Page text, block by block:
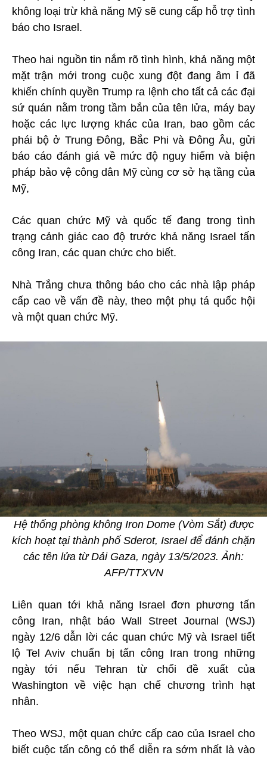
không loại trừ khả năng Mỹ sẽ cung cấp hỗ trợ tình
báo cho Israel.
Theo hai nguồn tin nắm rõ tình hình, khả năng một
mặt trận mới trong cuộc xung đột đang âm ỉ đã
khiến chính quyền Trump ra lệnh cho tất cả các đại
sứ quán nằm trong tầm bắn của tên lửa, máy bay
hoặc các lực lượng khác của Iran, bao gồm các
phái bộ ở Trung Đông, Bắc Phi và Đông Âu, gửi
báo cáo đánh giá về mức độ nguy hiểm và biện
pháp bảo vệ công dân Mỹ cùng cơ sở hạ tầng của
Mỹ,
Các quan chức Mỹ và quốc tế đang trong tình
trạng cảnh giác cao độ trước khả năng Israel tấn
công Iran, các quan chức cho biết.
Nhà Trắng chưa thông báo cho các nhà lập pháp
cấp cao về vấn đề này, theo một phụ tá quốc hội
và một quan chức Mỹ.
Hệ thống phòng không Iron Dome (Vòm Sắt) được
kích hoạt tại thành phố Sderot, Israel để đánh chặn
các tên lửa từ Dải Gaza, ngày 13/5/2023. Ảnh:
AFP/TTXVN
Liên quan tới khả năng Israel đơn phương tấn
công Iran, nhật báo Wall Street Journal (WSJ)
ngày 12/6 dẫn lời các quan chức Mỹ và Israel tiết
lộ Tel Aviv chuẩn bị tấn công Iran trong những
ngày tới nếu Tehran từ chối đề xuất của
Washington về việc hạn chế chương trình hạt
nhân.
Theo WSJ, một quan chức cấp cao của Israel cho
biết cuộc tấn công có thể diễn ra sớm nhất là vào